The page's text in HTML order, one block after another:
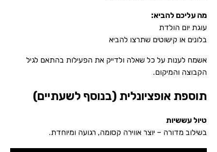
מה עליכם להביא:
עוגת יום הולדת
בלונים או קישוטים שתרצו להביא
אשמח לענות על כל שאלה ולדייק את הפעילות בהתאם לגיל
הקבוצה והמיקום.
תוספת אופציונלית (בנוסף לשעתיים)
טיול עששיות
בשילוב מדורה – יוצר אווירה קסומה, רגועה ומיוחדת.